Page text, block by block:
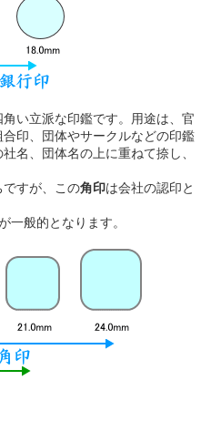
角い立派な印鑑です。用途は、官
印、団体やサークルなどの印鑑
名、団体名の上に重ねて捺し、
すが、この角印は会社の認印と
一般的となります。